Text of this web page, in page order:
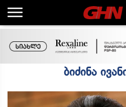
ბიძინა